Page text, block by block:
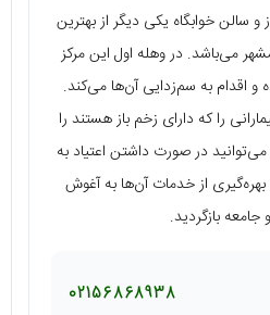
سالن خوابگاه یکی دیگر از بهترین
می‌باشد. در وهله اول این مرکز
و اقدام به سم‌زدایی آن‌ها می‌کند.
را که دارای زخم باز هستند را
در صورت داشتن اعتیاد به
از خدمات آن‌ها به آغوش
جامعه بازگردید.
02156868938